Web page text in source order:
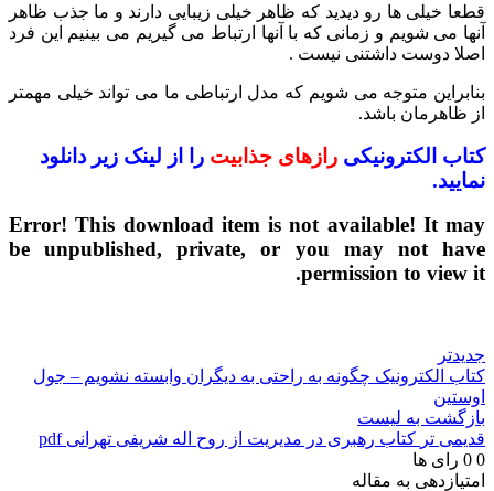
قطعا خیلی ها رو دیدید که ظاهر خیلی زیبایی دارند و ما جذب ظاهر
آنها می شویم و زمانی که با آنها ارتباط می گیریم می بینیم این فرد
اصلا دوست داشتنی نیست .
بنابراین متوجه می شویم که مدل ارتباطی ما می تواند خیلی مهمتر
از ظاهرمان باشد.
کتاب الکترونیکی رازهای جذابیت را از لینک زیر دانلود
نمایید.
Error! This download item is not available! It may
be unpublished, private, or you may not have
permission to view it.
جدیدتر
کتاب الکترونیک چگونه به راحتی به دیگران وابسته نشویم – جول
اوستین
بازگشت به لیست
قدیمی تر کتاب رهبری در مدیریت از روح اله شریفی تهرانی pdf
0
0 رای ها
امتیازدهی به مقاله